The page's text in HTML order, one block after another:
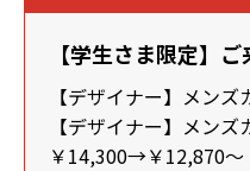
【学生さま限定】
【デザイナー】メン
【デザイナー】メン
￥14,300→￥12,870～